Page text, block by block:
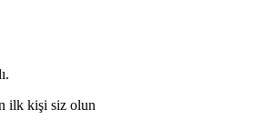
ilk kişi siz olun